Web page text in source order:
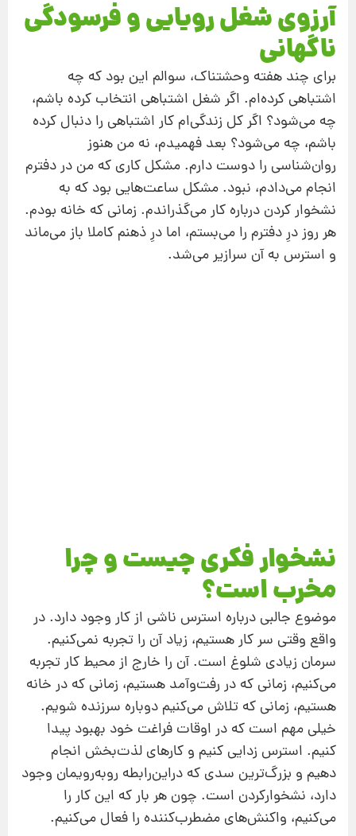
آرزوی شغل رویایی و فرسودگی
ناگهانی
برای چند هفته وحشتناک، سوالم این بود که چه
اشتباهی کرده‌ام. اگر شغل اشتباهی انتخاب کرده باشم،
چه می‌شود؟ اگر کل زندگی‌ام کار اشتباهی را دنبال کرده
باشم، چه می‌شود؟ بعد فهمیدم، نه من هنوز
روان‌شناسی را دوست دارم. مشکل کاری که من در دفترم
انجام می‌دادم، نبود. مشکل ساعت‌هایی بود که به
نشخوار کردن درباره کار می‌گذراندم. زمانی که خانه بودم.
هر روز درِ دفترم را می‌بستم، اما درِ ذهنم کاملا باز می‌ماند
و استرس به آن سرازیر می‌شد.
نشخوار فکری چیست و چرا
مخرب است؟
موضوع جالبی درباره استرس ناشی از کار وجود دارد. در
واقع وقتی سر کار هستیم، زیاد آن را تجربه نمی‌کنیم.
سرمان زیادی شلوغ است. آن را خارج از محیط کار تجربه
می‌کنیم، زمانی که در رفت‌وآمد هستیم، زمانی که در خانه
هستیم، زمانی که تلاش می‌کنیم دوباره سرزنده شویم.
خیلی مهم است که در اوقات فراغت خود بهبود پیدا
کنیم. استرس‌ زدایی کنیم و کارهای لذت‌بخش انجام
دهیم و بزرگ‌ترین سدی که دراین‌رابطه روبه‌رویمان وجود
دارد، نشخوارکردن است. چون هر بار که این کار را
می‌کنیم، واکنش‌های مضطرب‌کننده را فعال می‌کنیم.